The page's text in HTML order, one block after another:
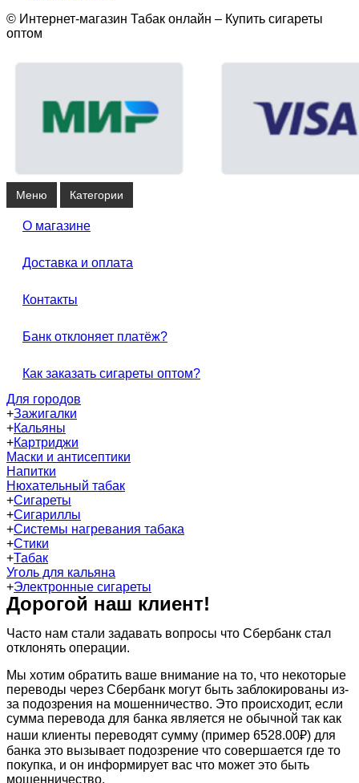
© Интернет-магазин Табак онлайн – Купить сигареты
оптом
Меню Категории
О магазине
Доставка и оплата
Контакты
Банк отклоняет платёж?
Как заказать сигареты оптом?
Для городов
+Зажигалки
+Кальяны
+Картриджи
Маски и антисептики
Напитки
Нюхательный табак
+Сигареты
+Сигариллы
+Системы нагревания табака
+Стики
+Табак
Уголь для кальяна
+Электронные сигареты
Дорогой наш клиент!
Часто нам стали задавать вопросы что Сбербанк стал
отклонять операции.
Мы хотим обратить ваше внимание на то, что некоторые
переводы через Сбербанк могут быть заблокированы из-
за подозрения на мошенничество. Это происходит, если
сумма перевода для банка является не обычной так как
наши клиенты переводят сумму (пример 6528.00₽) для
банка это вызывает подозрение что совершается где то
покупка, и он информирует вас что может это быть
мошенничество.